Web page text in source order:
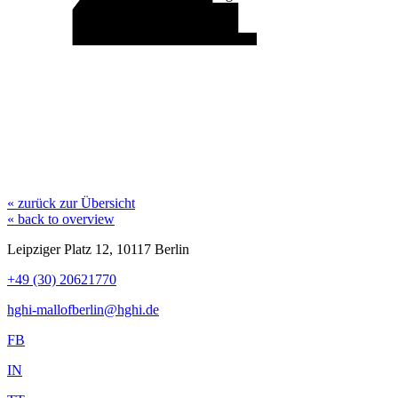
« zurück zur Übersicht
« back to overview
Leipziger Platz 12, 10117 Berlin
+49 (30) 20621770
hghi-mallofberlin@hghi.de
FB
IN